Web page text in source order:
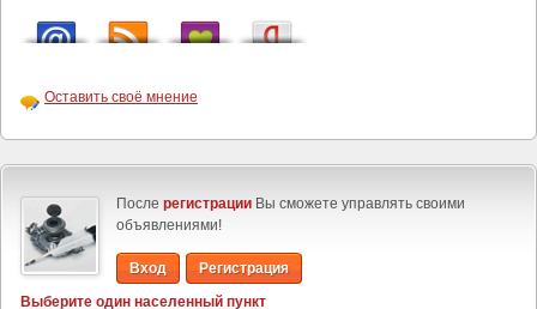
Оставить своё мнение
После регистрации Вы сможете управлять своими
объявлениями!
Вход
Регистрация
Выберите один населенный пункт